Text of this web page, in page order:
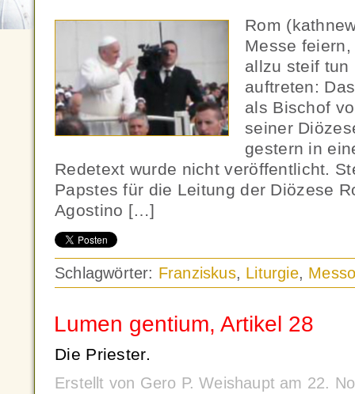
Rom
Messe
allzu steif tun
auftreten:
als Bischof
seiner
gestern in
Redetext wurde nicht veröffentlicht.
Papstes für die Leitung der Diözese
Agostino […]
Schlagwörter: Franziskus, Liturgie,
Lumen gentium, Artikel 28
Die Priester.
Erstellt von Gero P. Weishaupt am 22.